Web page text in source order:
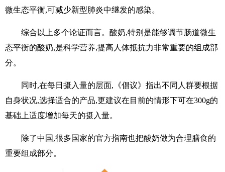
微生态平衡,可减少新型肺炎中继发的感染。
综合以上多个论证而言。酸奶,特别是能够调节肠道微生
态平衡的酸奶,是科学营养,提高人体抵抗力非常重要的组成部
分。
同时,在每日摄入量的层面,《倡议》指出不同人群要根据
自身状况,选择适合的产品,更建议在目前的情形下可在300g的
基础上适度增加每天的摄入量。
除了中国,很多国家的官方指南也把酸奶做为合理膳食的
重要组成部分。